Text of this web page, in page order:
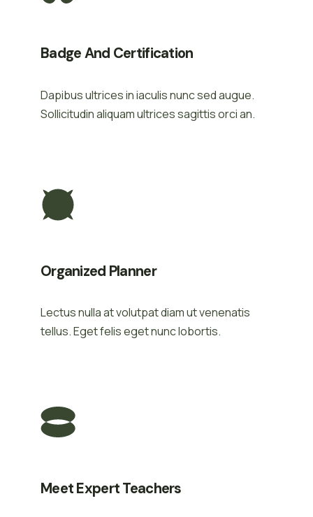
Badge And Certification
Dapibus ultrices in iaculis nunc sed augue.
Sollicitudin aliquam ultrices sagittis orci an.
Organized Planner
Lectus nulla at volutpat diam ut venenatis
tellus. Eget felis eget nunc lobortis.
Meet Expert Teachers